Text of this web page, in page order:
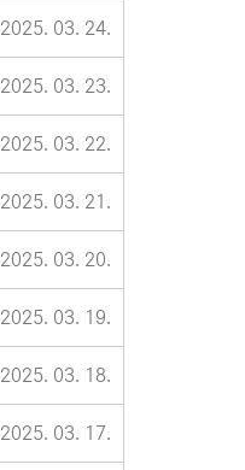
2025. 03. 24.
2025. 03. 23.
2025. 03. 22.
2025. 03. 21.
2025. 03. 20.
2025. 03. 19.
2025. 03. 18.
2025. 03. 17.